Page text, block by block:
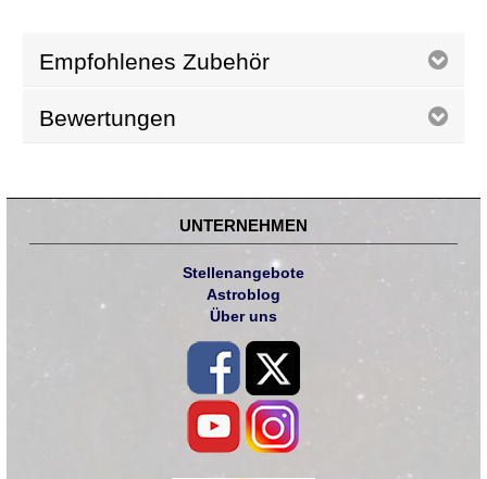
Empfohlenes Zubehör
Bewertungen
UNTERNEHMEN
Stellenangebote
Astroblog
Über uns